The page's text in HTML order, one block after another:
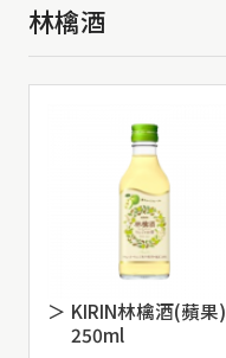
林檎酒
KIRIN林檎酒(蘋果)
250ml